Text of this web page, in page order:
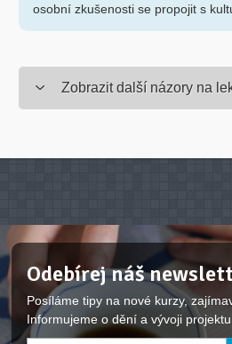
osobní zkušenosti se propojit s
Zobrazit další názory na
Odebírej náš
Posíláme tipy na nové kurzy,
Informujeme o dění a vývoji projektu